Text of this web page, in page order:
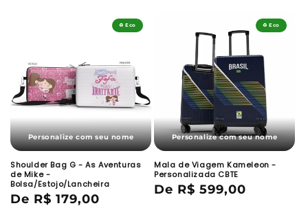
♻️ Eco
Personalize com seu nome
Shoulder Bag G - As Aventuras
de Mike -
Bolsa/Estojo/Lancheira
Preço
De R$ 179,00
♻️ Eco
Personalize com seu nome
Mala de Viagem Kameleon -
Personalizada CBTE
Preço
De R$ 599,00